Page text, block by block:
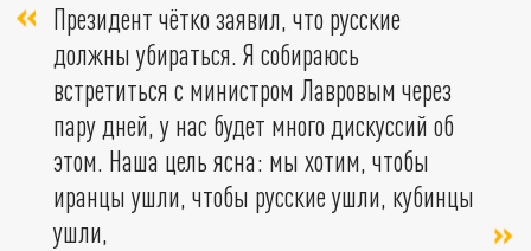
Президент чётко заявил, что русские
должны убираться. Я собираюсь
встретиться с министром Лавровым через
пару дней, у нас будет много дискуссий об
этом. Наша цель ясна: мы хотим, чтобы
иранцы ушли, чтобы русские ушли, кубинцы
ушли,